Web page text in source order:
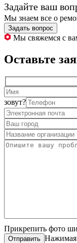
Задайте ваш
Мы знаем все о
Задать вопрос
Мы свяжемся с
Оставьте
зовут?
Прикрепить фото
Нажимая